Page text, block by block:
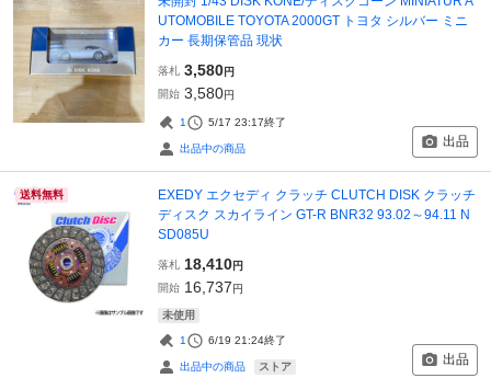
UTOMOBILE TOYOTA 2000GT トヨタ シルバー ミニ
カー 長期保管品 現状
落札 3,580円
開始 3,580円
1 5/17 23:17終了
出品中の商品 出品
送料無料
EXEDY エクセディ クラッチ CLUTCH DISK クラッチ
ディスク スカイライン GT-R BNR32 93.02～94.11 N
SD085U
落札 18,410円
開始 16,737円
未使用
1 6/19 21:24終了
出品中の商品 ストア 出品